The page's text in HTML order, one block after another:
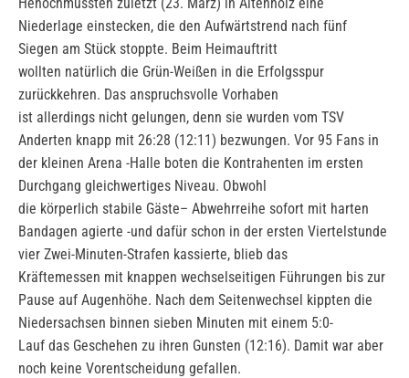
Niederlage einstecken, die den Aufwärtstrend nach fünf
Siegen am Stück stoppte. Beim Heimauftritt
wollten natürlich die Grün-Weißen in die Erfolgsspur
zurückkehren. Das anspruchsvolle Vorhaben
ist allerdings nicht gelungen, denn sie wurden vom TSV
Anderten knapp mit 26:28 (12:11) bezwungen. Vor 95 Fans in
der kleinen Arena -Halle boten die Kontrahenten im ersten
Durchgang gleichwertiges Niveau. Obwohl
die körperlich stabile Gäste– Abwehrreihe sofort mit harten
Bandagen agierte -und dafür schon in der ersten Viertelstunde
vier Zwei-Minuten-Strafen kassierte, blieb das
Kräftemessen mit knappen wechselseitigen Führungen bis zur
Pause auf Augenhöhe. Nach dem Seitenwechsel kippten die
Niedersachsen binnen sieben Minuten mit einem 5:0-
Lauf das Geschehen zu ihren Gunsten (12:16). Damit war aber
noch keine Vorentscheidung gefallen.